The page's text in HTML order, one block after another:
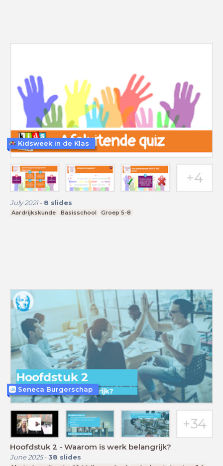
July 2021- 8 slides
Aardrijkskunde Basisschool Groep 5-8
Kidsweek in de Klas
Hoofdstuk 2 - Waarom is werk belangrijk?
June 2025- 38 slides
Seneca Burgerschap